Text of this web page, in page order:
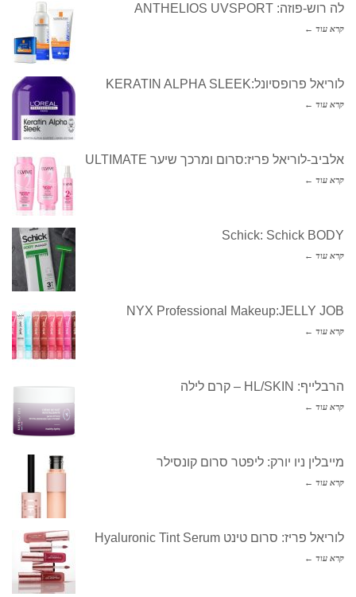
לה רוש-פוזה: ANTHELIOS UVSPORT
קרא עוד ←
לוריאל פרופסיונל:KERATIN ALPHA SLEEK
קרא עוד ←
אלביב-לוריאל פריז:סרום ומרכך שיער ULTIMATE
קרא עוד ←
Schick: Schick BODY
קרא עוד ←
NYX Professional Makeup:JELLY JOB
קרא עוד ←
הרבלייף: HL/SKIN – קרם לילה
קרא עוד ←
מייבלין ניו יורק: ליפטר סרום קונסילר
קרא עוד ←
לוריאל פריז: סרום טינט Hyaluronic Tint Serum
קרא עוד ←